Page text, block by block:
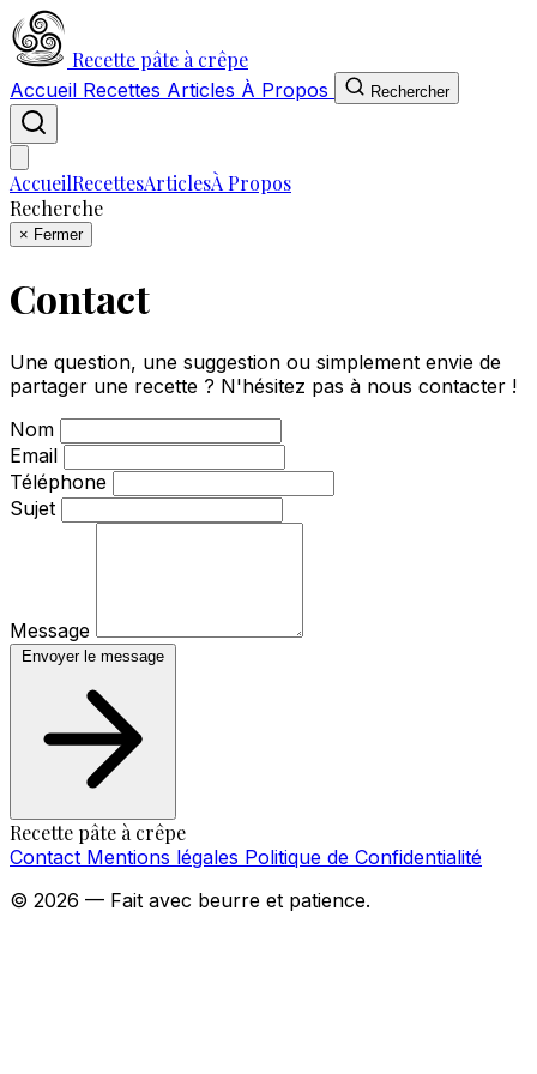
Recette pâte à crêpe
Accueil Recettes Articles À Propos Rechercher
AccueilRecettesArticlesÀ Propos
Recherche
× Fermer
Contact
Une question, une suggestion ou simplement envie de
partager une recette ? N'hésitez pas à nous contacter !
Nom
Email
Téléphone
Sujet
Message
Recette pâte à crêpe
Contact Mentions légales Politique de Confidentialité
© 2026 — Fait avec beurre et patience.